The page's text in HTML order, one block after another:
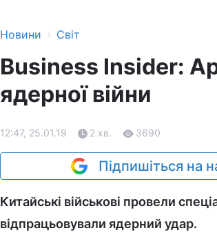
Новини › Світ
Business Insider:
ядерної війни
12:47, 25.01.19 2 хв. 3690
Підпишіться на
Китайські військові провели
відпрацьовували ядерний удар.